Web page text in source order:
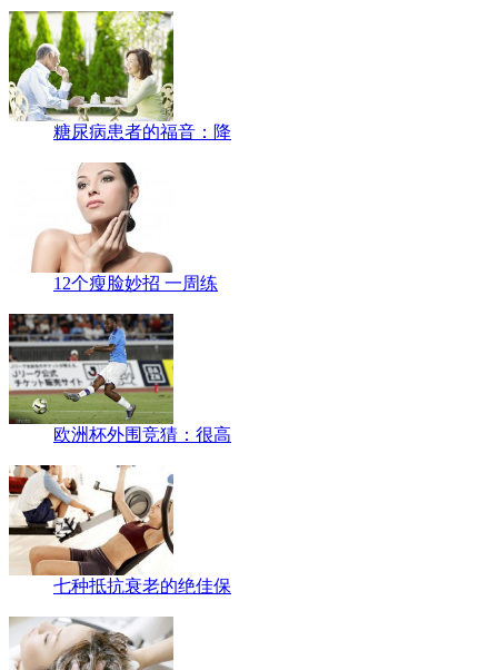
糖尿病患者的福音：降
12个瘦脸妙招 一周练
欧洲杯外围竞猜：很高
七种抵抗衰老的绝佳保